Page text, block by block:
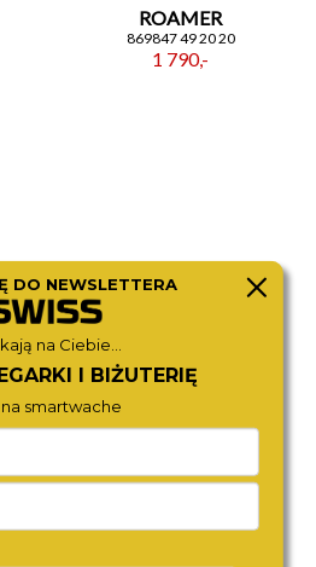
ROAMER
869847 49 20 20
1 790,-
CITIZEN
890,-
DO NEWSLETTERA
na Ciebie...
I BIŻUTERIĘ
na smartwache